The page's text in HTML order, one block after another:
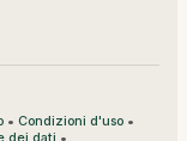
• Condizioni d'uso •
•